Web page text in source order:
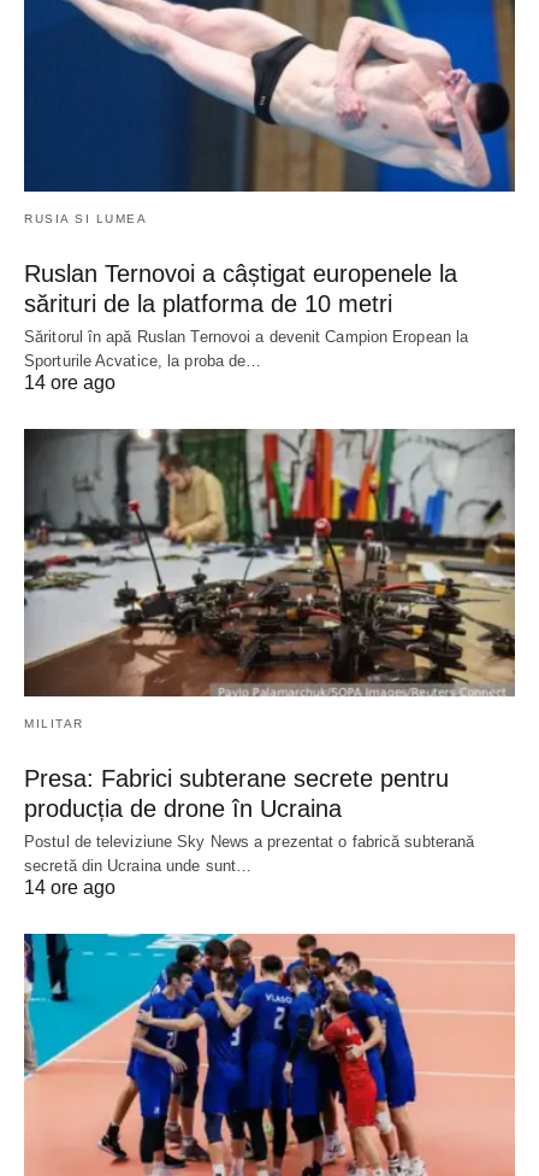
RUSIA SI LUMEA
Ruslan Ternovoi a câștigat europenele la
sărituri de la platforma de 10 metri
Săritorul în apă Ruslan Ternovoi a devenit Campion Eropean la
Sporturile Acvatice, la proba de…
14 ore ago
MILITAR
Presa: Fabrici subterane secrete pentru
producția de drone în Ucraina
Postul de televiziune Sky News a prezentat o fabrică subterană
secretă din Ucraina unde sunt…
14 ore ago